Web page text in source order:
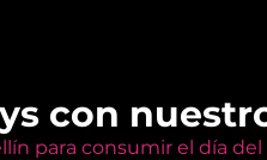
con
para consumir el día